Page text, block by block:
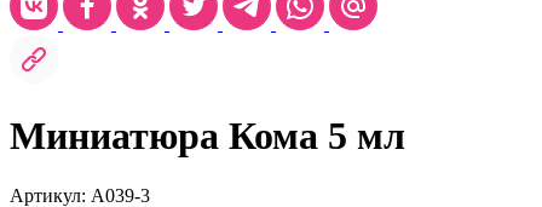
Миниатюра Кома 5 мл
Артикул: А039-3